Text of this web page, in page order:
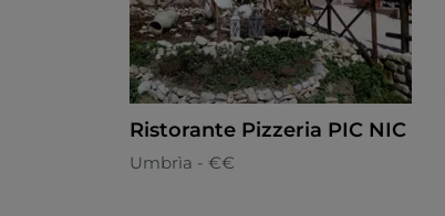
Ristorante Pizzeria PIC NIC
Umbrìa - €€